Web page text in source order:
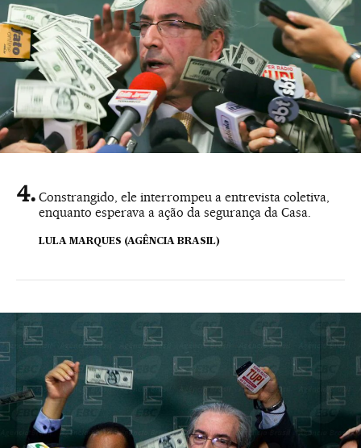
Constrangido, ele interrompeu a entrevista coletiva,
enquanto esperava a ação da segurança da Casa.
LULA MARQUES (AGÊNCIA BRASIL)